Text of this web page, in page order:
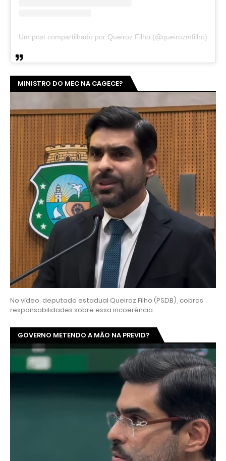
Um post compartilhado por Queiroz Filho (@queirozmfilho)
MINISTRO DO MEC NA CAGECE?
No vídeo, deputado estadual Queiroz Filho (PSDB), cobras
responsabilidades sobre essa incoerência
GOVERNO METENDO A MÃO NA PREVID?